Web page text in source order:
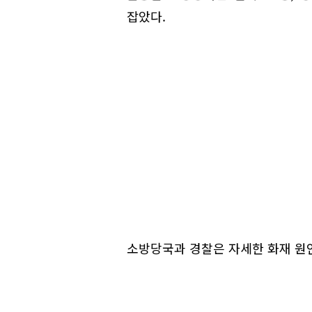
잡았다.
소방당국과 경찰은 자세한 화재 원